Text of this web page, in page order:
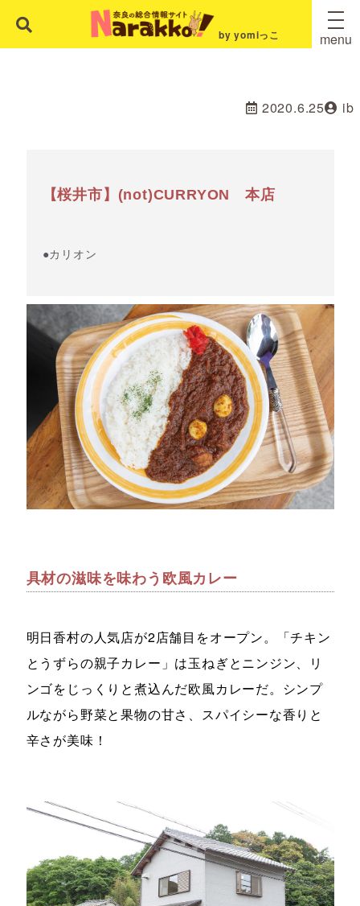
by yomiっこ menu
2020.6.25 ib
【桜井市】(not)CURRYON 本店
●カリオン
具材の滋味を味わう欧風カレー
明日香村の人気店が2店舗目をオープン。「チキン
とうずらの親子カレー」は玉ねぎとニンジン、リ
ンゴをじっくりと煮込んだ欧風カレーだ。シンプ
ルながら野菜と果物の甘さ、スパイシーな香りと
辛さが美味！